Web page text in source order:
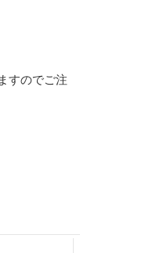
すのでご注